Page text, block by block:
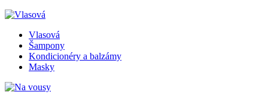
Vlasová
Šampony
Kondicionéry a balzámy
Masky